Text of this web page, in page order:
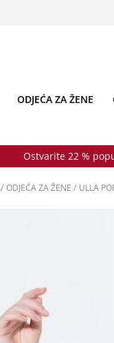
ODJEĆA ZA ŽENE
Ostvarite 22 %
/ ODJEĆA ZA ŽENE / ULLA